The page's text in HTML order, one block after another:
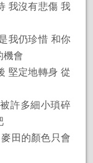
我沒有悲傷 我
我仍珍惜 和你
機會
堅定地轉身 從
許多細小瑣碎
田的顏色只會